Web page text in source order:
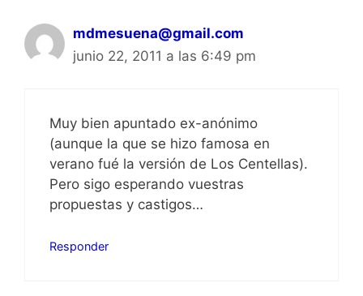
mdmesuena@gmail.com
junio 22, 2011 a las 6:49 pm
Muy bien apuntado ex-anónimo
(aunque la que se hizo famosa en
verano fué la versión de Los Centellas).
Pero sigo esperando vuestras
propuestas y castigos…
Responder